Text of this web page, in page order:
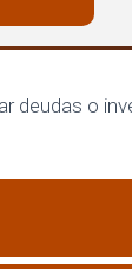
deudas o